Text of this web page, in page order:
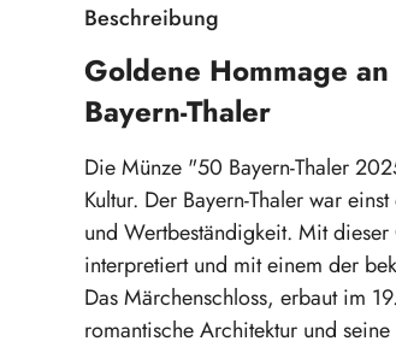
Beschreibung
Goldene Hommage
Bayern-Thaler
Die Münze "50 Bayern-Thaler
Kultur. Der Bayern-Thaler war
und Wertbeständigkeit. Mit
interpretiert und mit einem der
Das Märchenschloss, erbaut im
romantische Architektur und